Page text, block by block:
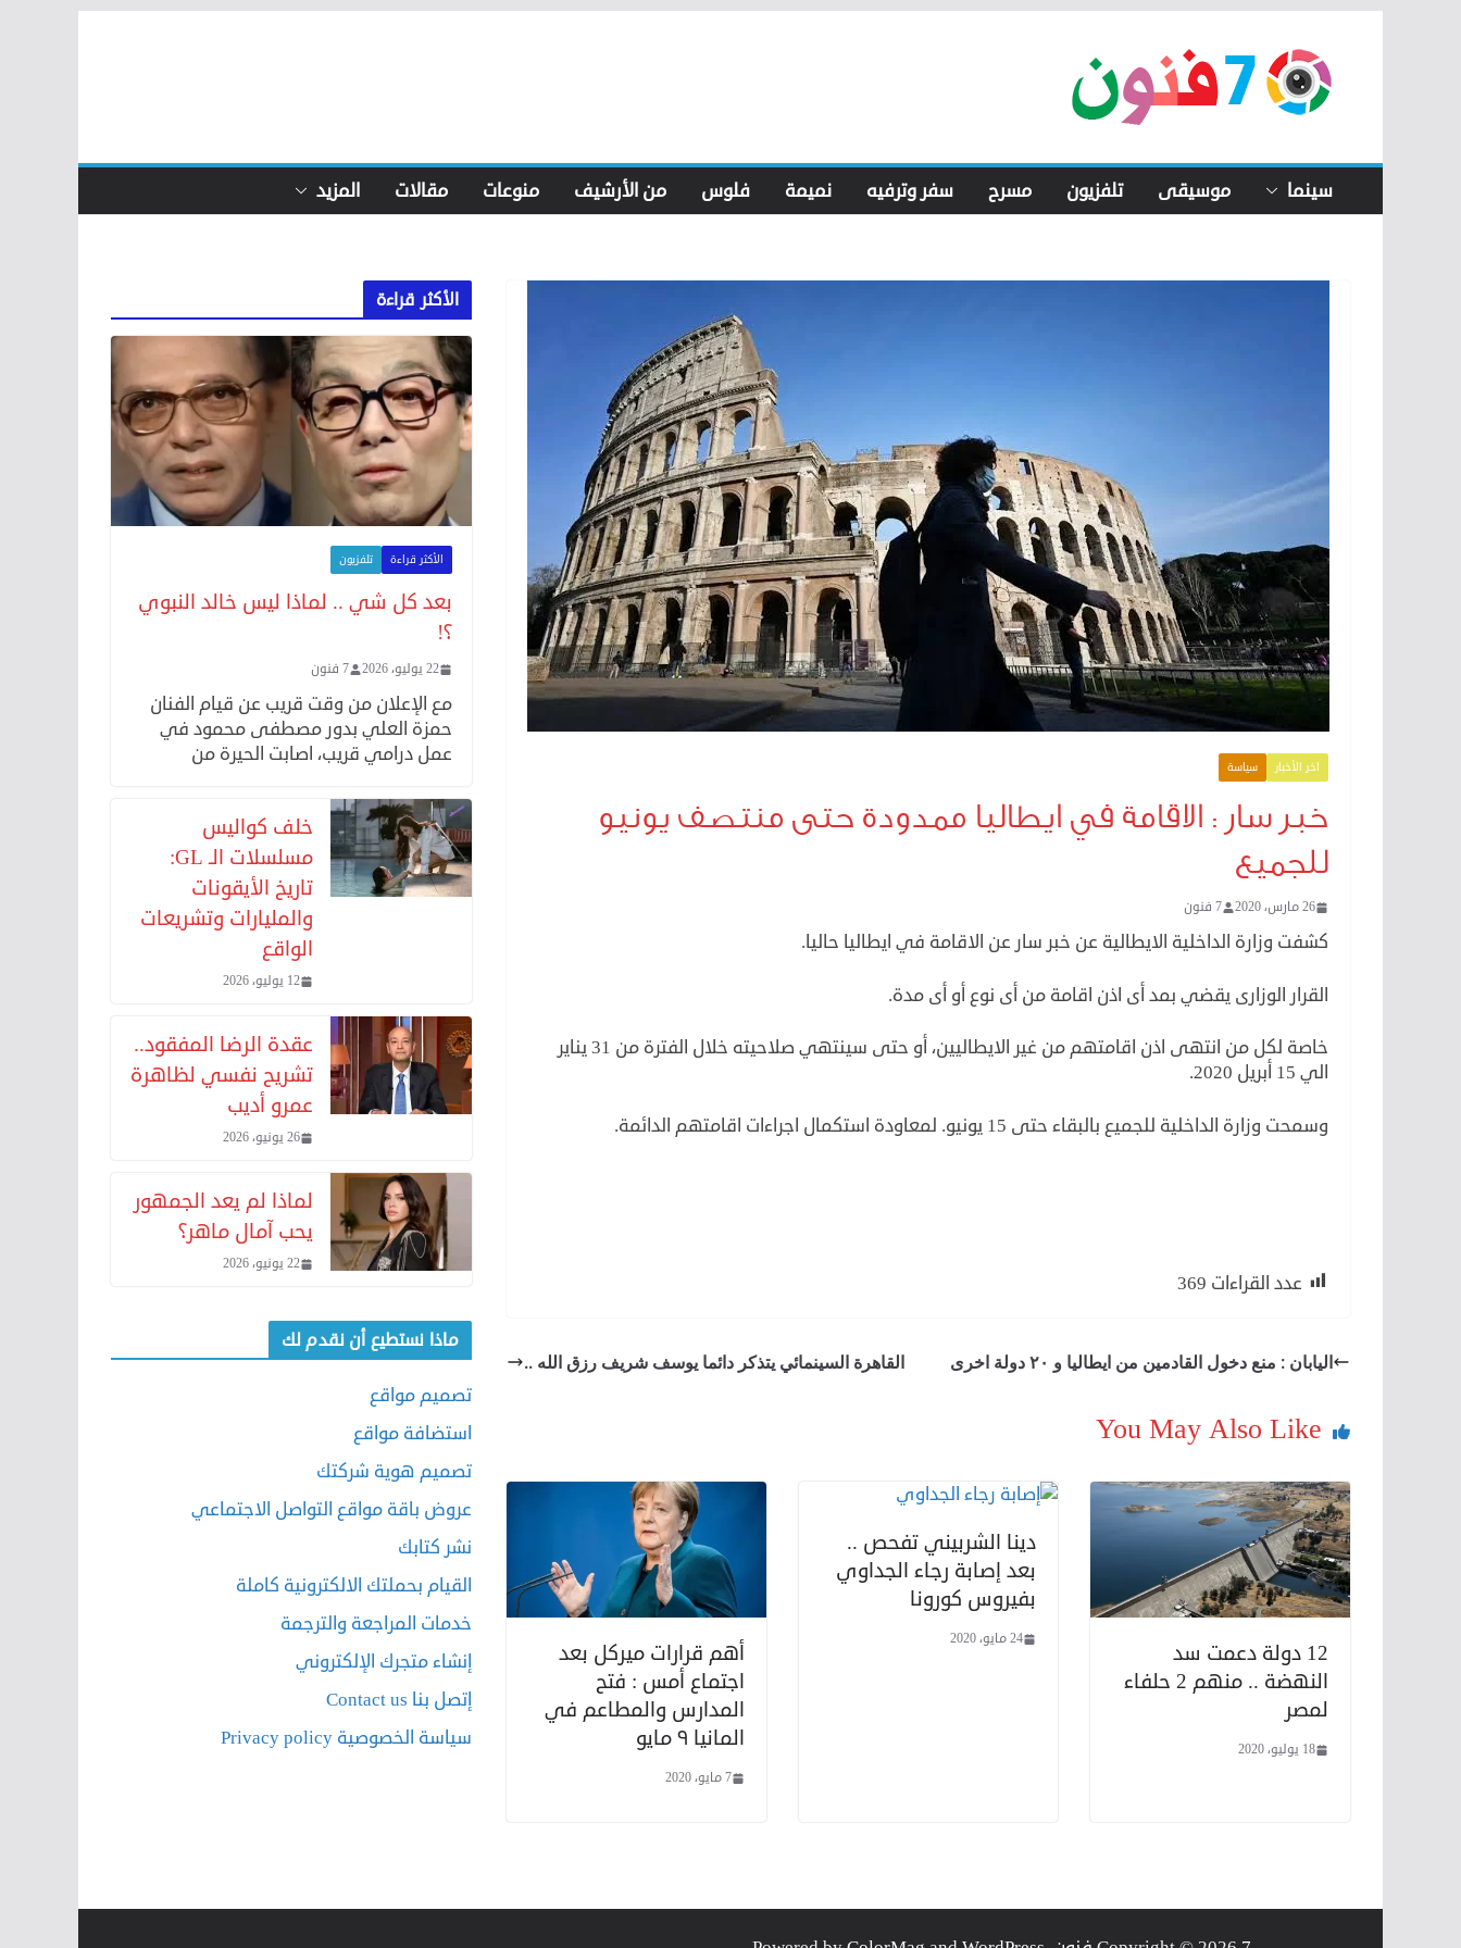
content
سينما موسيقى تلفزيون مسرح سفر وترفيه نميمة فلوس من الأرشيف منوعات مقالات المزيد
اخر الأخبار سياسة
خبر سار : الاقامة في ايطاليا ممدودة حتى منتصف يونيو
للجميع
26 مارس، 2020 7 فنون
كشفت وزارة الداخلية الايطالية عن خبر سار عن الاقامة في ايطاليا حاليا.
القرار الوزارى يقضي بمد أى اذن اقامة من أى نوع أو أى مدة.
خاصة لكل من انتهى اذن اقامتهم من غير الايطاليين، أو حتى سينتهي صلاحيته خلال الفترة من 31 يناير
الي 15 أبريل 2020.
وسمحت وزارة الداخلية للجميع بالبقاء حتى 15 يونيو. لمعاودة استكمال اجراءات اقامتهم الدائمة.
عدد القراءات 369
اليابان : منع دخول القادمين من ايطاليا و ٢٠ دولة اخرى القاهرة السينمائي يتذكر دائما يوسف شريف رزق الله ..
You May Also Like
12 دولة دعمت سد
النهضة .. منهم 2 حلفاء
لمصر
18 يوليو، 2020
دينا الشربيني تفحص ..
بعد إصابة رجاء الجداوي
بفيروس كورونا
24 مايو، 2020
أهم قرارات ميركل بعد
اجتماع أمس : فتح
المدارس والمطاعم في
المانيا ٩ مايو
7 مايو، 2020
الأكثر قراءة
الأكثر قراءة تلفزيون
بعد كل شي .. لماذا ليس خالد النبوي
؟!
22 يوليو، 2026 7 فنون
مع الإعلان من وقت قريب عن قيام الفنان
حمزة العلي بدور مصطفى محمود في
عمل درامي قريب، اصابت الحيرة من
خلف كواليس
مسلسلات الـ GL:
تاريخ الأيقونات
والمليارات وتشريعات
الواقع
12 يوليو، 2026
عقدة الرضا المفقود..
تشريح نفسي لظاهرة
عمرو أديب
26 يونيو، 2026
لماذا لم يعد الجمهور
يحب آمال ماهر؟
22 يونيو، 2026
ماذا نستطيع أن نقدم لك
تصميم مواقع
استضافة مواقع
تصميم هوية شركتك
عروض باقة مواقع التواصل الاجتماعي
نشر كتابك
القيام بحملتك الالكترونية كاملة
خدمات المراجعة والترجمة
إنشاء متجرك الإلكتروني
إتصل بنا Contact us
سياسة الخصوصية Privacy policy